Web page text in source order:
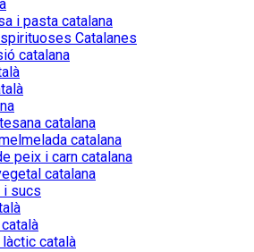
i pasta catalana
Catalanes
catalana
catalana
catalana
peix i carn catalana
catalana
i sucs
català